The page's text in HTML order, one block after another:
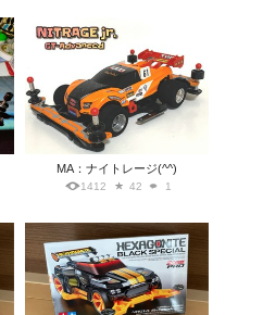
MA：ナイトレージ(^^)
1412 42 1